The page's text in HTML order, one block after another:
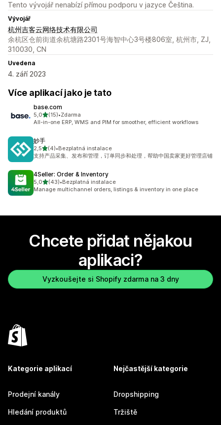
Tento vývojář nenabízí přímou podporu v jazyce Čeština.
Vývojář
杭州吉客云网络技术有限公司
余杭区仓前街道余杭塘路2301号海智中心3号楼806室, 杭州市, ZJ,
310030, CN
Uvedena
4. září 2023
Více aplikací jako je tato
base.com
5,0z 5 hvězd
(15)
Celkový počet recenzí: 15
•Zdarma
All-in-one ERP, WMS and PIM for smoother, efficient workflows
妙手
2,5z 5 hvězd
(4)
Celkový počet recenzí: 4
•Bezplatná instalace
支持产品采集、发布和管理，订单同步和处理，帮助中国卖家更好管理店铺
4Seller: Order & Inventory
5,0z 5 hvězd
(43)
Celkový počet recenzí: 43
•Bezplatná instalace
Manage multichannel orders, listings & inventory in one place
Chcete přidat nějakou
aplikaci?
Vyzkoušejte si Shopify zdarma na 3 dny
Kategorie aplikací
Prodejní kanály
Hledání produktů
Nejčastější kategorie
Dropshipping
Tržiště